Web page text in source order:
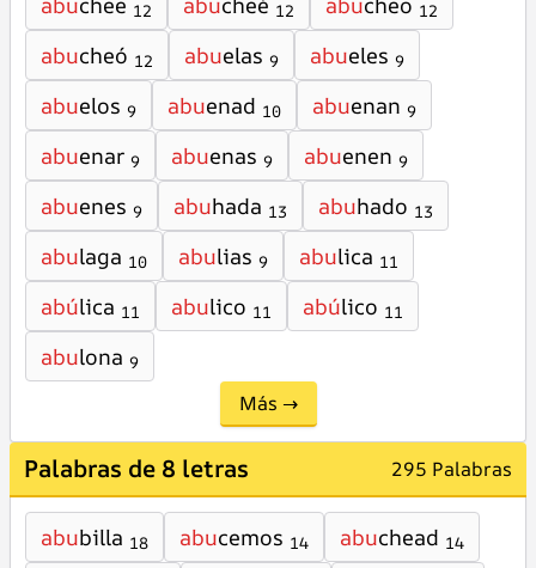
12 12 12
abucheó 12 abuelas 9 abueles 9
abuelos 9 abuenad 10 abuenan 9
abuenar 9 abuenas 9 abuenen 9
abuenes 9 abuhada 13 abuhado 13
abulaga 10 abulias 9 abulica 11
abúlica 11 abulico 11 abúlico 11
abulona 9
Más →
Palabras de 8 letras 295 Palabras
abubilla 18 abucemos 14 abuchead 14